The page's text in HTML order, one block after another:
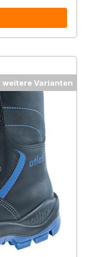
weitere Varianten